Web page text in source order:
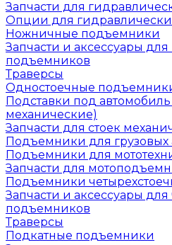
Запчасти для
Опции для
Ножничные подъемники
Запчасти и аксессуары
подъемников
Траверсы
Одностоечные
Подставки под
механические)
Запчасти для стоек
Подъемники для грузовых
Подъемники для
Запчасти для
Подъемники
Запчасти и аксессуары
подъемников
Траверсы
Подкатные подъемники